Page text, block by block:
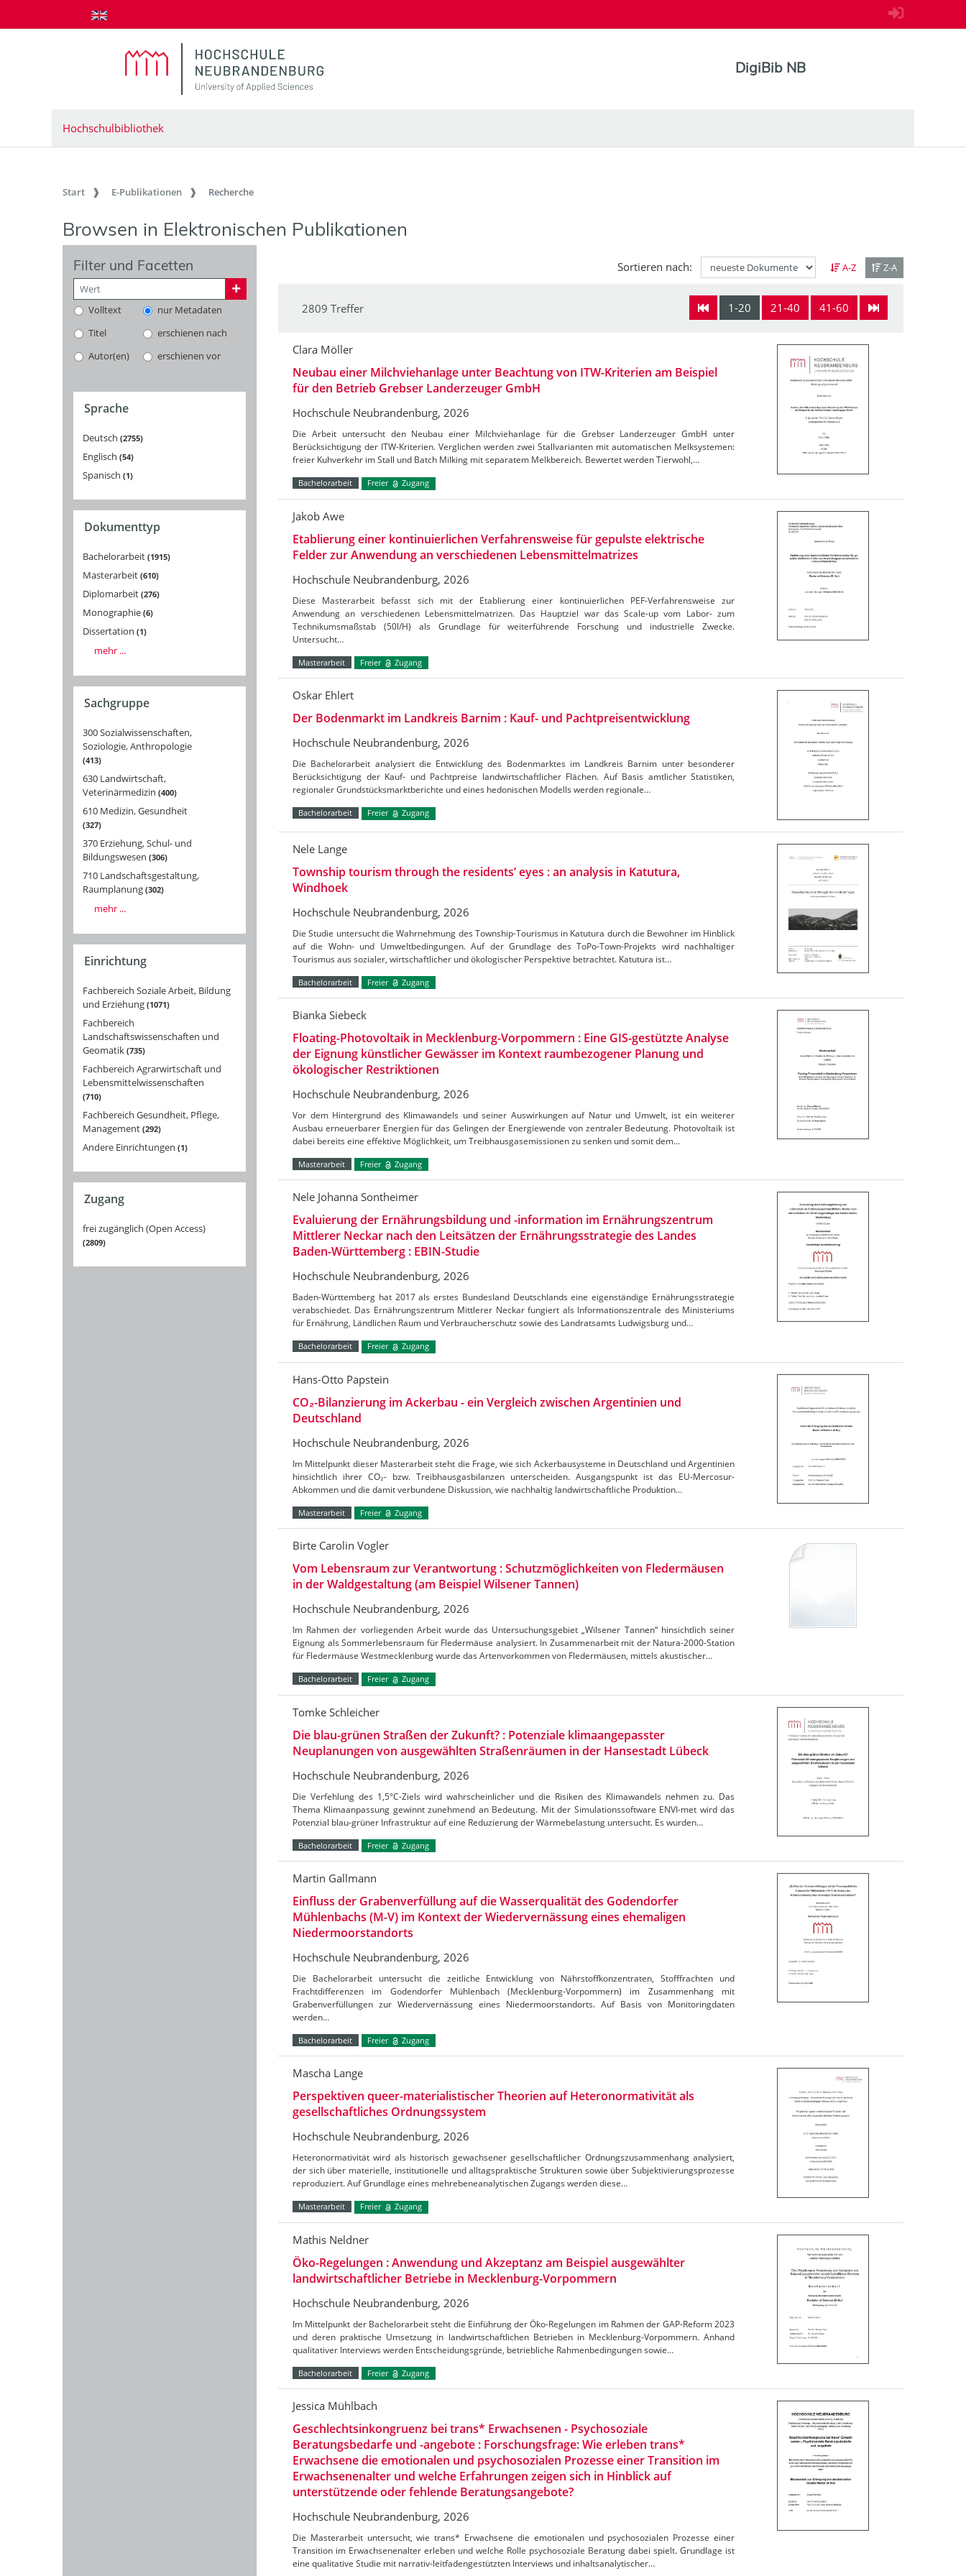
zum Inhalt springen
DigiBib NB
Hochschulbibliothek
Start E-Publikationen Recherche
Browsen in Elektronischen Publikationen
Filter und Facetten
Volltext
nur Metadaten
Titel
erschienen nach
Autor(en)
erschienen vor
Sprache
Deutsch 2755
Englisch 54
Spanisch 1
Dokumenttyp
Bachelorarbeit 1915
Masterarbeit 610
Diplomarbeit 276
Monographie 6
Dissertation 1
mehr ...
Sachgruppe
300 Sozialwissenschaften,
Soziologie, Anthropologie
413
630 Landwirtschaft,
Veterinärmedizin 400
610 Medizin, Gesundheit
327
370 Erziehung, Schul- und
Bildungswesen 306
710 Landschaftsgestaltung,
Raumplanung 302
mehr ...
Einrichtung
Fachbereich Soziale Arbeit, Bildung
und Erziehung 1071
Fachbereich
Landschaftswissenschaften und
Geomatik 735
Fachbereich Agrarwirtschaft und
Lebensmittelwissenschaften
710
Fachbereich Gesundheit, Pflege,
Management 292
Andere Einrichtungen 1
Zugang
frei zugänglich (Open Access)
2809
Sortieren nach: A-Z Z-A
1-20 21-40 41-60
2809 Treffer
Clara Möller
Neubau einer Milchviehanlage unter Beachtung von ITW-Kriterien am Beispiel
für den Betrieb Grebser Landerzeuger GmbH
Hochschule Neubrandenburg, 2026
Die Arbeit untersucht den Neubau einer Milchviehanlage für die Grebser Landerzeuger GmbH unter
Berücksichtigung der ITW-Kriterien. Verglichen werden zwei Stallvarianten mit automatischen Melksystemen:
freier Kuhverkehr im Stall und Batch Milking mit separatem Melkbereich. Bewertet werden Tierwohl,…
Bachelorarbeit Freier Zugang
Jakob Awe
Etablierung einer kontinuierlichen Verfahrensweise für gepulste elektrische
Felder zur Anwendung an verschiedenen Lebensmittelmatrizes
Hochschule Neubrandenburg, 2026
Diese Masterarbeit befasst sich mit der Etablierung einer kontinuierlichen PEF-Verfahrensweise zur
Anwendung an verschiedenen Lebensmittelmatrizen. Das Hauptziel war das Scale-up vom Labor- zum
Technikumsmaßstab (50l/H) als Grundlage für weiterführende Forschung und industrielle Zwecke.
Untersucht…
Masterarbeit Freier Zugang
Oskar Ehlert
Der Bodenmarkt im Landkreis Barnim : Kauf- und Pachtpreisentwicklung
Hochschule Neubrandenburg, 2026
Die Bachelorarbeit analysiert die Entwicklung des Bodenmarktes im Landkreis Barnim unter besonderer
Berücksichtigung der Kauf- und Pachtpreise landwirtschaftlicher Flächen. Auf Basis amtlicher Statistiken,
regionaler Grundstücksmarktberichte und eines hedonischen Modells werden regionale…
Bachelorarbeit Freier Zugang
Nele Lange
Township tourism through the residents’ eyes : an analysis in Katutura,
Windhoek
Hochschule Neubrandenburg, 2026
Die Studie untersucht die Wahrnehmung des Township-Tourismus in Katutura durch die Bewohner im Hinblick
auf die Wohn- und Umweltbedingungen. Auf der Grundlage des ToPo-Town-Projekts wird nachhaltiger
Tourismus aus sozialer, wirtschaftlicher und ökologischer Perspektive betrachtet. Katutura ist…
Bachelorarbeit Freier Zugang
Bianka Siebeck
Floating-Photovoltaik in Mecklenburg-Vorpommern : Eine GIS-gestützte Analyse
der Eignung künstlicher Gewässer im Kontext raumbezogener Planung und
ökologischer Restriktionen
Hochschule Neubrandenburg, 2026
Vor dem Hintergrund des Klimawandels und seiner Auswirkungen auf Natur und Umwelt, ist ein weiterer
Ausbau erneuerbarer Energien für das Gelingen der Energiewende von zentraler Bedeutung. Photovoltaik ist
dabei bereits eine effektive Möglichkeit, um Treibhausgasemissionen zu senken und somit dem…
Masterarbeit Freier Zugang
Nele Johanna Sontheimer
Evaluierung der Ernährungsbildung und -information im Ernährungszentrum
Mittlerer Neckar nach den Leitsätzen der Ernährungsstrategie des Landes
Baden-Württemberg : EBIN-Studie
Hochschule Neubrandenburg, 2026
Baden-Württemberg hat 2017 als erstes Bundesland Deutschlands eine eigenständige Ernährungsstrategie
verabschiedet. Das Ernährungszentrum Mittlerer Neckar fungiert als Informationszentrale des Ministeriums
für Ernährung, Ländlichen Raum und Verbraucherschutz sowie des Landratsamts Ludwigsburg und…
Bachelorarbeit Freier Zugang
Hans-Otto Papstein
CO₂-Bilanzierung im Ackerbau - ein Vergleich zwischen Argentinien und
Deutschland
Hochschule Neubrandenburg, 2026
Im Mittelpunkt dieser Masterarbeit steht die Frage, wie sich Ackerbausysteme in Deutschland und Argentinien
hinsichtlich ihrer CO₂- bzw. Treibhausgasbilanzen unterscheiden. Ausgangspunkt ist das EU-Mercosur-
Abkommen und die damit verbundene Diskussion, wie nachhaltig landwirtschaftliche Produktion…
Masterarbeit Freier Zugang
Birte Carolin Vogler
Vom Lebensraum zur Verantwortung : Schutzmöglichkeiten von Fledermäusen
in der Waldgestaltung (am Beispiel Wilsener Tannen)
Hochschule Neubrandenburg, 2026
Im Rahmen der vorliegenden Arbeit wurde das Untersuchungsgebiet „Wilsener Tannen“ hinsichtlich seiner
Eignung als Sommerlebensraum für Fledermäuse analysiert. In Zusammenarbeit mit der Natura-2000-Station
für Fledermäuse Westmecklenburg wurde das Artenvorkommen von Fledermäusen, mittels akustischer…
Bachelorarbeit Freier Zugang
Tomke Schleicher
Die blau-grünen Straßen der Zukunft? : Potenziale klimaangepasster
Neuplanungen von ausgewählten Straßenräumen in der Hansestadt Lübeck
Hochschule Neubrandenburg, 2026
Die Verfehlung des 1,5°C-Ziels wird wahrscheinlicher und die Risiken des Klimawandels nehmen zu. Das
Thema Klimaanpassung gewinnt zunehmend an Bedeutung. Mit der Simulationssoftware ENVI-met wird das
Potenzial blau-grüner Infrastruktur auf eine Reduzierung der Wärmebelastung untersucht. Es wurden…
Bachelorarbeit Freier Zugang
Martin Gallmann
Einfluss der Grabenverfüllung auf die Wasserqualität des Godendorfer
Mühlenbachs (M-V) im Kontext der Wiedervernässung eines ehemaligen
Niedermoorstandorts
Hochschule Neubrandenburg, 2026
Die Bachelorarbeit untersucht die zeitliche Entwicklung von Nährstoffkonzentraten, Stofffrachten und
Frachtdifferenzen im Godendorfer Mühlenbach (Mecklenburg-Vorpommern) im Zusammenhang mit
Grabenverfüllungen zur Wiedervernässung eines Niedermoorstandorts. Auf Basis von Monitoringdaten
werden…
Bachelorarbeit Freier Zugang
Mascha Lange
Perspektiven queer-materialistischer Theorien auf Heteronormativität als
gesellschaftliches Ordnungssystem
Hochschule Neubrandenburg, 2026
Heteronormativität wird als historisch gewachsener gesellschaftlicher Ordnungszusammenhang analysiert,
der sich über materielle, institutionelle und alltagspraktische Strukturen sowie über Subjektivierungsprozesse
reproduziert. Auf Grundlage eines mehrebeneanalytischen Zugangs werden diese…
Masterarbeit Freier Zugang
Mathis Neldner
Öko-Regelungen : Anwendung und Akzeptanz am Beispiel ausgewählter
landwirtschaftlicher Betriebe in Mecklenburg-Vorpommern
Hochschule Neubrandenburg, 2026
Im Mittelpunkt der Bachelorarbeit steht die Einführung der Öko-Regelungen im Rahmen der GAP-Reform 2023
und deren praktische Umsetzung in landwirtschaftlichen Betrieben in Mecklenburg-Vorpommern. Anhand
qualitativer Interviews werden Entscheidungsgründe, betriebliche Rahmenbedingungen sowie…
Bachelorarbeit Freier Zugang
Jessica Mühlbach
Geschlechtsinkongruenz bei trans* Erwachsenen - Psychosoziale
Beratungsbedarfe und -angebote : Forschungsfrage: Wie erleben trans*
Erwachsene die emotionalen und psychosozialen Prozesse einer Transition im
Erwachsenenalter und welche Erfahrungen zeigen sich in Hinblick auf
unterstützende oder fehlende Beratungsangebote?
Hochschule Neubrandenburg, 2026
Die Masterarbeit untersucht, wie trans* Erwachsene die emotionalen und psychosozialen Prozesse einer
Transition im Erwachsenenalter erleben und welche Rolle psychosoziale Beratung dabei spielt. Grundlage ist
eine qualitative Studie mit narrativ-leitfadengestützten Interviews und inhaltsanalytischer…